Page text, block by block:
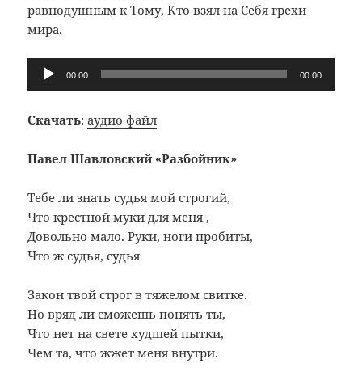
равнодушным к Тому, Кто взял на Себя грехи
мира.
Аудиоплеер
00:00 00:00
Скачать:аудио файл
Павел Шавловский «Разбойник»
Тебе ли знать судья мой строгий,
Что крестной муки для меня ,
Довольно мало. Руки, ноги пробиты,
Что ж судья, судья
Закон твой строг в тяжелом свитке.
Но вряд ли сможешь понять ты,
Что нет на свете худшей пытки,
Чем та, что жжет меня внутри.